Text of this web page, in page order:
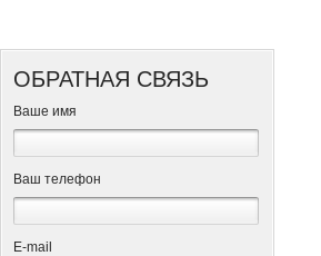
ОБРАТНАЯ СВЯЗЬ
Ваше имя
Ваш телефон
Е-mail